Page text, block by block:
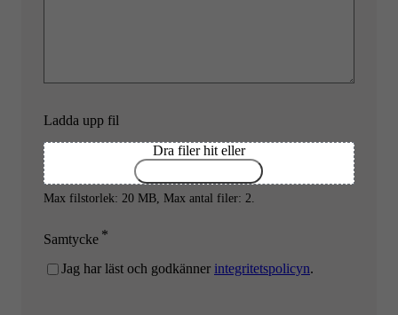
Ladda upp fil
Dra filer hit eller
Max filstorlek: 20 MB, Max antal filer: 2.
Samtycke *
Jag har läst och godkänner integritetspolicyn.